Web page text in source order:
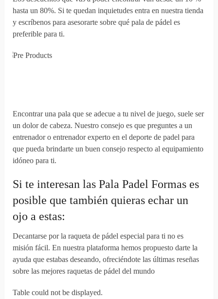
hasta un 80%. Si te quedan inquietudes entra en nuestra tienda
y escríbenos para asesorarte sobre qué pala de pádel es
preferible para ti.
Encontrar una pala que se adecue a tu nivel de juego, suele ser
un dolor de cabeza. Nuestro consejo es que preguntes a un
entrenador o entrenador experto en el deporte de padel para
que pueda brindarte un buen consejo respecto al equipamiento
idóneo para ti.
Si te interesan las Pala Padel Formas es
posible que también quieras echar un
ojo a estas:
Decantarse por la raqueta de pádel especial para ti no es
misión fácil. En nuestra plataforma hemos propuesto darte la
ayuda que estabas deseando, ofreciéndote las últimas reseñas
sobre las mejores raquetas de pádel del mundo
Table could not be displayed.